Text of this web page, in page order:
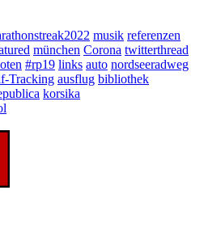
musik referenzen
münchen Corona twitterthread
#rp19 links auto nordseeradweg
Tracking ausflug bibliothek
korsika